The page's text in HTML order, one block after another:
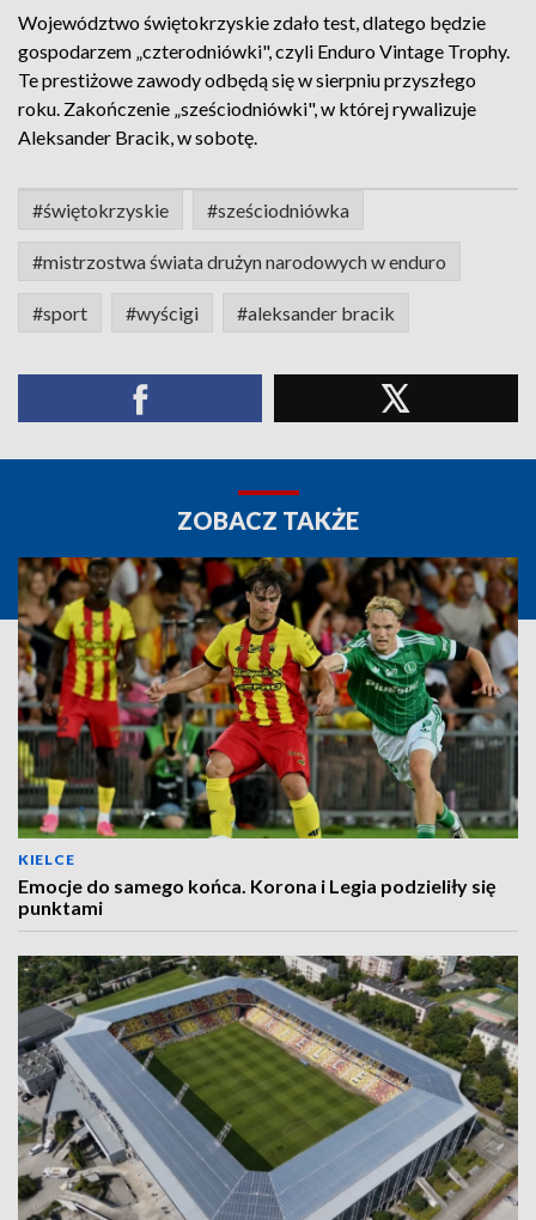
Województwo świętokrzyskie zdało test, dlatego będzie
gospodarzem „czterodniówki", czyli Enduro Vintage Trophy.
Te prestiżowe zawody odbędą się w sierpniu przyszłego
roku. Zakończenie „sześciodniówki", w której rywalizuje
Aleksander Bracik, w sobotę.
#świętokrzyskie #sześciodniówka
#mistrzostwa świata drużyn narodowych w enduro
#sport #wyścigi #aleksander bracik
ZOBACZ TAKŻE
KIELCE
Emocje do samego końca. Korona i Legia podzieliły się
punktami